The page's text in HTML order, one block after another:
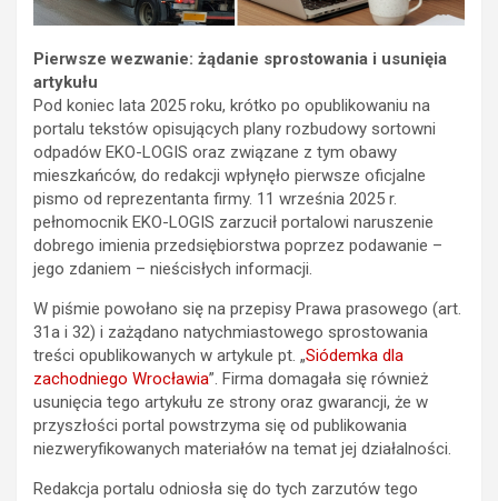
Pierwsze wezwanie: żądanie sprostowania i usunięia
artykułu
Pod koniec lata 2025 roku, krótko po opublikowaniu na
portalu tekstów opisujących plany rozbudowy sortowni
odpadów EKO-LOGIS oraz związane z tym obawy
mieszkańców, do redakcji wpłynęło pierwsze oficjalne
pismo od reprezentanta firmy. 11 września 2025 r.
pełnomocnik EKO-LOGIS zarzucił portalowi naruszenie
dobrego imienia przedsiębiorstwa poprzez podawanie –
jego zdaniem – nieścisłych informacji.
W piśmie powołano się na przepisy Prawa prasowego (art.
31a i 32) i zażądano natychmiastowego sprostowania
treści opublikowanych w artykule pt. „Siódemka dla
zachodniego Wrocławia”. Firma domagała się również
usunięcia tego artykułu ze strony oraz gwarancji, że w
przyszłości portal powstrzyma się od publikowania
niezweryfikowanych materiałów na temat jej działalności.
Redakcja portalu odniosła się do tych zarzutów tego